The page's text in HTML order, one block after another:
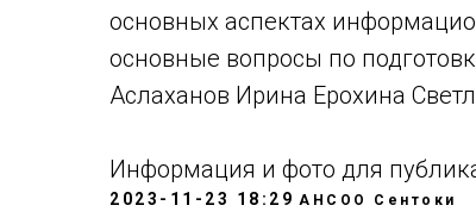
основных аспектах
основные вопросы по
Аслаханов Ирина Ерохина
Информация и фото для
2023-11-23 18:29 АНСОО Сентоки